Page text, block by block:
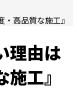
高品質な施工』
理由は
工』